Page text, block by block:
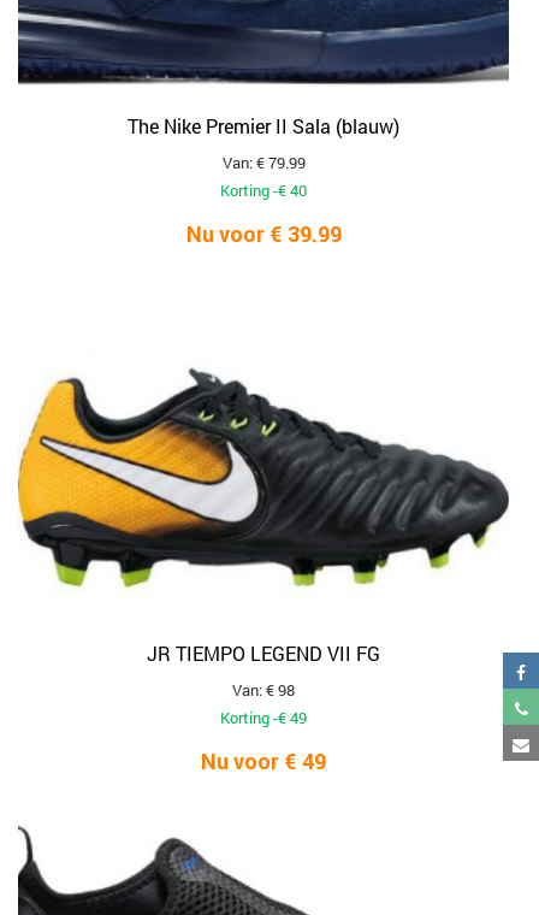
The Nike Premier II Sala (blauw)
Van: € 79.99
Korting -€ 40
Nu voor € 39.99
JR TIEMPO LEGEND VII FG
Van: € 98
Korting -€ 49
Nu voor € 49